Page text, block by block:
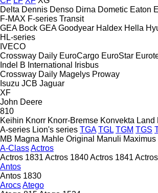
Delta Dennis Denso Dirna Dometic Eaton
F-MAX F-series Transit
GEA Bock GEA Goodyear Haldex Hella
HL-series
IVECO
Crossway Daily EuroCargo EuroStar
Indel B International
Irisbus
Crossway Daily Magelys Proway
Isuzu JCB Jaguar
XF
John Deere
810
Keihin Knorr Knorr-Bremse Konvekta Land
A-series Lion's series TGA TGL TGM TGS
MB Magna Mahle Original Manuli Maximus
A-ClassActros
Actros 1831 Actros 1840Actros 1841
Antos
Antos 1830
ArocsAtego